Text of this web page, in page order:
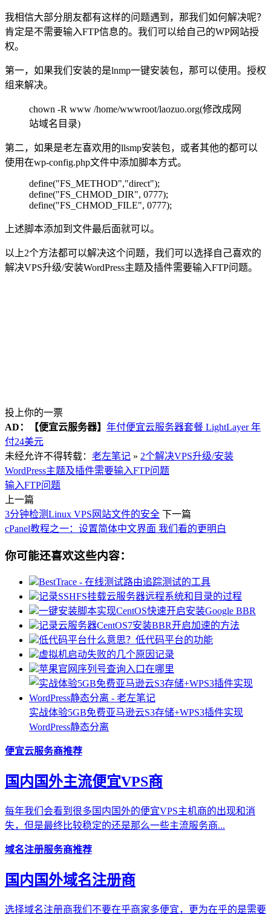
我相信大部分朋友都有这样的问题遇到，那我们如何解决呢？
肯定是不需要输入FTP信息的。我们可以给自己的WP网站授
权。
第一，如果我们安装的是lnmp一键安装包，那可以使用。授权
组来解决。
chown -R www /home/wwwroot/laozuo.org(修改成网
站域名目录)
第二，如果是老左喜欢用的llsmp安装包，或者其他的都可以
使用在wp-config.php文件中添加脚本方式。
define("FS_METHOD","direct");
define("FS_CHMOD_DIR", 0777);
define("FS_CHMOD_FILE", 0777);
上述脚本添加到文件最后面就可以。
以上2个方法都可以解决这个问题，我们可以选择自己喜欢的
解决VPS升级/安装WordPress主题及插件需要输入FTP问题。
投上你的一票
AD：
【便宜云服务器】 年付便宜云服务器套餐 LightLayer 年
付24美元
未经允许不得转载： 老左笔记 » 2个解决VPS升级/安装
WordPress主题及插件需要输入FTP问题
输入FTP问题
上一篇
3分钟检测Linux VPS网站文件的安全 下一篇
cPanel教程之一：设置简体中文界面 我们看的更明白
你可能还喜欢这些内容：
BestTrace - 在线测试路由追踪测试的工具
记录SSHFS挂载云服务器远程系统和目录的过程
一键安装脚本实现CentOS快速开启安装Google BBR
记录云服务器CentOS7安装BBR开启加速的方法
低代码平台什么意思？低代码平台的功能
虚拟机启动失败的几个原因记录
苹果官网序列号查询入口在哪里
实战体验5GB免费亚马逊云S3存储+WPS3插件实现
WordPress静态分离
便宜云服务商推荐
国内国外主流便宜VPS商
每年我们会看到很多国内国外的便宜VPS主机商的出现和消
失，但是最终比较稳定的还是那么一些主流服务商...
域名注册服务商推荐
国内国外域名注册商
选择域名注册商我们不要在乎商家多便宜，更为在乎的是需要